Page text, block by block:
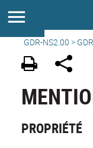
GDR-NS2.00 >
PROPRIÉTÉ